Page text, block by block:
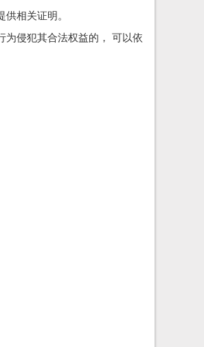
相关证明。
为侵犯其合法权益的， 可以依